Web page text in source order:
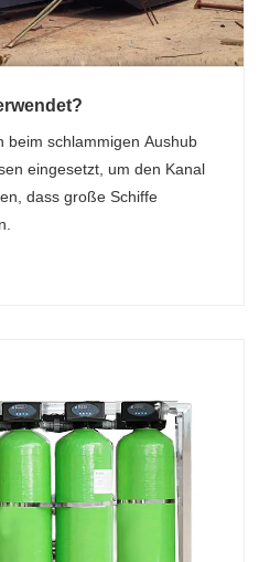
beim schlammigen Aushub
eingesetzt, um den Kanal
dass große Schiffe